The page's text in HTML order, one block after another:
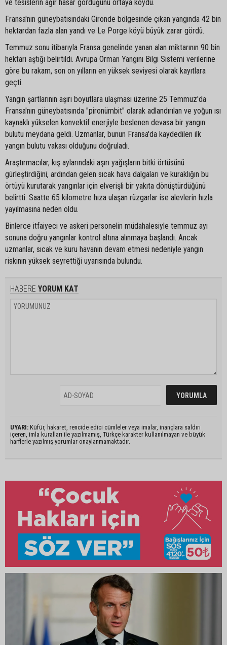
ve tesislerin ağır hasar gördüğünü ortaya koydu.
Fransa'nın güneybatısındaki Gironde bölgesinde çıkan yangında 42 bin
hektardan fazla alan yandı ve Le Porge köyü büyük zarar gördü.
Temmuz sonu itibarıyla Fransa genelinde yanan alan miktarının 90 bin
hektarı aştığı belirtildi. Avrupa Orman Yangını Bilgi Sistemi verilerine
göre bu rakam, son on yılların en yüksek seviyesi olarak kayıtlara
geçti.
Yangın şartlarının aşırı boyutlara ulaşması üzerine 25 Temmuz'da
Fransa'nın güneybatısında "pironümbit" olarak adlandırılan ve yoğun ısı
kaynaklı yükselen konvektif enerjiyle beslenen devasa bir yangın
bulutu meydana geldi. Uzmanlar, bunun Fransa'da kaydedilen ilk
yangın bulutu vakası olduğunu doğruladı.
Araştırmacılar, kış aylarındaki aşırı yağışların bitki örtüsünü
gürleştirdiğini, ardından gelen sıcak hava dalgaları ve kuraklığın bu
örtüyü kurutarak yangınlar için elverişli bir yakıta dönüştürdüğünü
belirtti. Saatte 65 kilometre hıza ulaşan rüzgarlar ise alevlerin hızla
yayılmasına neden oldu.
Binlerce itfaiyeci ve askeri personelin müdahalesiyle temmuz ayı
sonuna doğru yangınlar kontrol altına alınmaya başlandı. Ancak
uzmanlar, sıcak ve kuru havanın devam etmesi nedeniyle yangın
riskinin yüksek seyrettiği uyarısında bulundu.
HABERE YORUM KAT
UYARI: Küfür, hakaret, rencide edici cümleler veya imalar, inançlara saldırı
içeren, imla kuralları ile yazılmamış, Türkçe karakter kullanılmayan ve büyük
harflerle yazılmış yorumlar onaylanmamaktadır.